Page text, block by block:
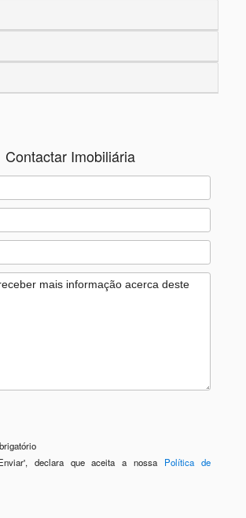
Contactar Imobiliária
declara que aceita a nossa Política de